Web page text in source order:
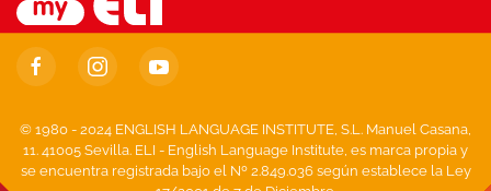
© 1980 - 2024 ENGLISH LANGUAGE INSTITUTE, S.L. Manuel Casana,
11. 41005 Sevilla. ELI - English Language Institute, es marca propia y
se encuentra registrada bajo el Nº 2.849.036 según establece la Ley